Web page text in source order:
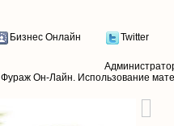
Бизнес Онлайн Twitter
Фураж Он-Лайн. Использование